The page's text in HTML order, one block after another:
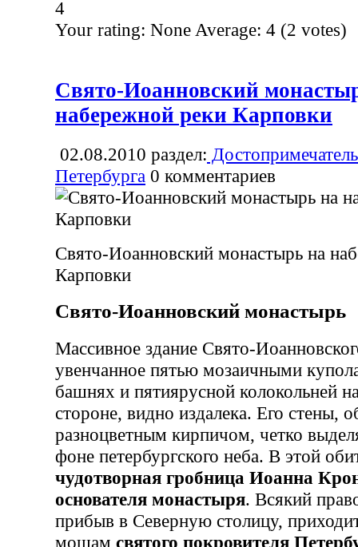
4
Your rating: None Average: 4 (2 votes)
Свято-Иоанновский
набережной реки Карповки
02.08.2010 раздел:
Петербурга 0 комментариев
Свято-Иоанновский монастырь на
Карповки
Свято-Иоанновский монастырь
Массивное здание Свято-
увенчанное пятью мозаичными
башнях и пятиярусной колокольней
стороне, видно издалека. Его стены,
разноцветным кирпичом, четко
фоне петербургского неба. В этой
чудотворная гробница Иоанна
основателя монастыря. Всякий
прибыв в Северную столицу,
мощам святого покровителя